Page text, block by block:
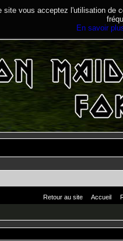
site vous acceptez l'utilisation
En savoir
Retour au site Accueil